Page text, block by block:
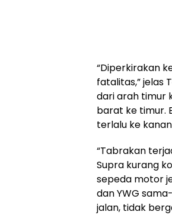
“Diperkirakan
fatalitas,” jelas
dari arah timur
barat ke timur.
terlalu ke
“Tabrakan
Supra kurang
sepeda motor
dan YWG
jalan, tidak